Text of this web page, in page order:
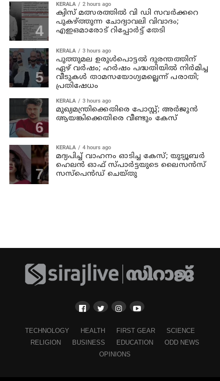
KERALA 2 hours ago
ക്വിസ് മത്സരത്തില്‍ വി ഡി സവര്‍ക്കറെ
പുകഴ്ത്തുന്ന ചോദ്യാവലി വിവാദം;
എഇഒമാരോട് റിപ്പോര്‍ട്ട് തേടി
KERALA 3 hours ago
പുത്തുമല ഉരുള്‍പൊട്ടല്‍ ദുരന്തത്തിന്
ഏഴ് വര്‍ഷം; ഹര്‍ഷം പദ്ധതിയില്‍ നിര്‍മിച്ച
വീടുകള്‍ താമസയോഗ്യമല്ലെന്ന് പരാതി;
പ്രതിഷേധം
KERALA 3 hours ago
മുഖ്യമന്ത്രിക്കെതിരെ പോസ്റ്റ്; അര്‍ജുന്‍
ആയങ്കിക്കെതിരെ വീണ്ടും കേസ്
KERALA 4 hours ago
മദ്യപിച്ച് വാഹനം ഓടിച്ച കേസ്; യുട്യൂബര്‍
ഹെലന്‍ ഓഫ് സ്പാര്‍ട്ടയുടെ ലൈസന്‍സ്
സസ്പെന്‍ഡ് ചെയ്തു
TECHNOLOGY HEALTH FIRST GEAR
SCIENCE
RELIGION
BUSINESS EDUCATION
ODD NEWS
OPINIONS